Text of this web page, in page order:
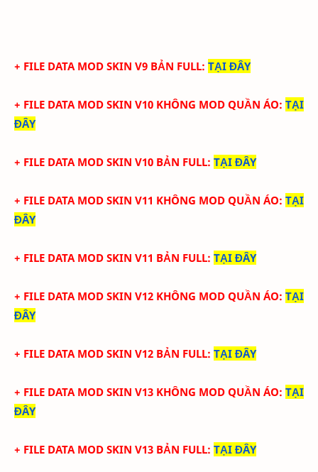
+ FILE DATA MOD SKIN V9 BẢN FULL: TẠI ĐÂY
+ FILE DATA MOD SKIN V10 KHÔNG MOD QUẦN ÁO: TẠI
ĐÂY
+ FILE DATA MOD SKIN V10 BẢN FULL: TẠI ĐÂY
+ FILE DATA MOD SKIN V11 KHÔNG MOD QUẦN ÁO: TẠI
ĐÂY
+ FILE DATA MOD SKIN V11 BẢN FULL: TẠI ĐÂY
+ FILE DATA MOD SKIN V12 KHÔNG MOD QUẦN ÁO: TẠI
ĐÂY
+ FILE DATA MOD SKIN V12 BẢN FULL: TẠI ĐÂY
+ FILE DATA MOD SKIN V13 KHÔNG MOD QUẦN ÁO: TẠI
ĐÂY
+ FILE DATA MOD SKIN V13 BẢN FULL: TẠI ĐÂY